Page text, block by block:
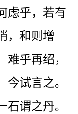
虑乎，若有
，和则增
难乎再绍，
今试言之。
石谓之丹。